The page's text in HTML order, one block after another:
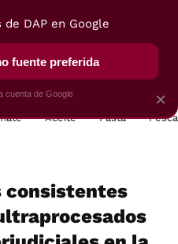
VEGUI
Aceite Pasta
consistentes
×
DAP en Google
fuente preferida
cuenta de Google